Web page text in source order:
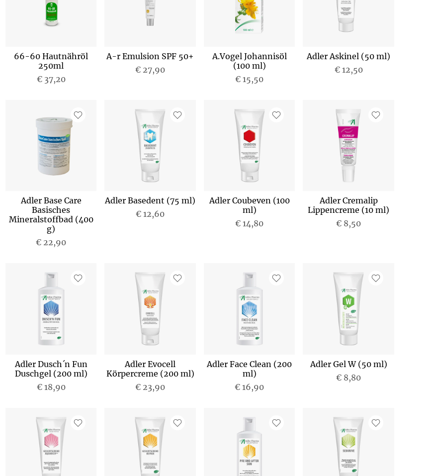
66-60 Hautnähröl
250ml
€ 37,20
A-r Emulsion SPF 50+
€ 27,90
A.Vogel Johannisöl
(100 ml)
€ 15,50
Adler Askinel (50 ml)
€ 12,50
Adler Base Care
Basisches
Mineralstoffbad (400
g)
€ 22,90
Adler Basedent (75 ml)
€ 12,60
Adler Coubeven (100
ml)
€ 14,80
Adler Cremalip
Lippencreme (10 ml)
€ 8,50
Adler Dusch´n Fun
Duschgel (200 ml)
€ 18,90
Adler Evocell
Körpercreme (200 ml)
€ 23,90
Adler Face Clean (200
ml)
€ 16,90
Adler Gel W (50 ml)
€ 8,80